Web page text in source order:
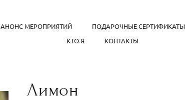
АНОНС МЕРОПРИЯТИЙ ПОДАРОЧНЫЕ СЕРТИФИКАТЫ
КТО Я
КОНТАКТЫ
Лимон